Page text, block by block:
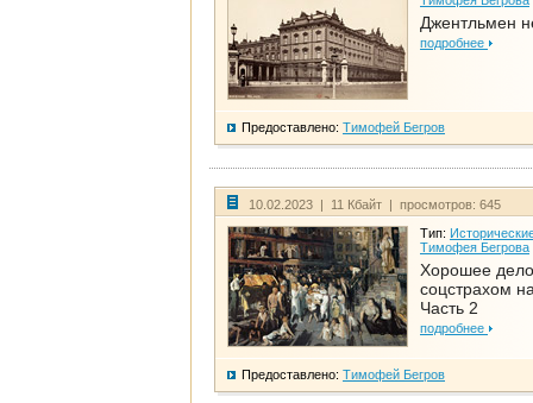
Джентльмен
подробнее
Предоставлено: Тимофей Бегров
10.02.2023 | 11 Кбайт | просмотров: 645
Тип:
Тимофея Бегрова
Хорошее дело
соцстрахом
Часть 2
подробнее
Предоставлено: Тимофей Бегров